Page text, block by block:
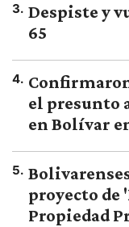
3. Despiste y
65
4.
el presunto
en Bolívar
5.
proyecto
Propiedad